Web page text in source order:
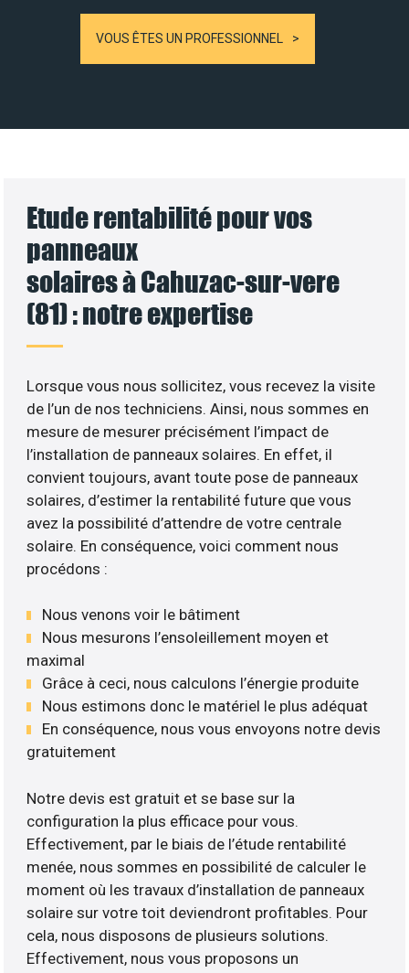
VOUS ÊTES UN PROFESSIONNEL
Etude rentabilité pour vos
panneaux
solaires à Cahuzac-sur-vere
(81) : notre expertise
Lorsque vous nous sollicitez, vous recevez la visite
de l’un de nos techniciens. Ainsi, nous sommes en
mesure de mesurer précisément l’impact de
l’installation de panneaux solaires. En effet, il
convient toujours, avant toute pose de panneaux
solaires, d’estimer la rentabilité future que vous
avez la possibilité d’attendre de votre centrale
solaire. En conséquence, voici comment nous
procédons :
Nous venons voir le bâtiment
Nous mesurons l’ensoleillement moyen et
maximal
Grâce à ceci, nous calculons l’énergie produite
Nous estimons donc le matériel le plus adéquat
En conséquence, nous vous envoyons notre devis
gratuitement
Notre devis est gratuit et se base sur la
configuration la plus efficace pour vous.
Effectivement, par le biais de l’étude rentabilité
menée, nous sommes en possibilité de calculer le
moment où les travaux d’installation de panneaux
solaire sur votre toit deviendront profitables. Pour
cela, nous disposons de plusieurs solutions.
Effectivement, nous vous proposons un